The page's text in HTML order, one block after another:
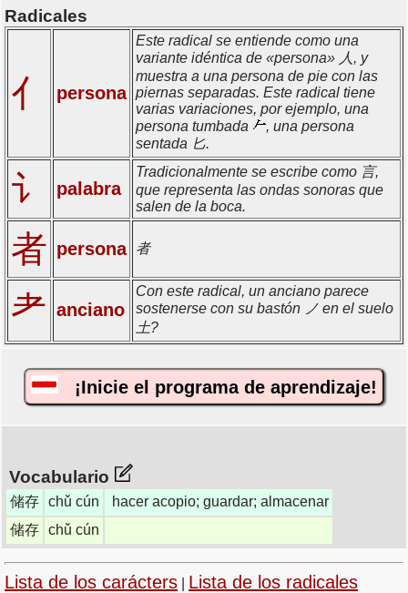
Radicales
亻 persona
Este radical se entiende como una
variante idéntica de «persona» 人, y
muestra a una persona de pie con las
piernas separadas. Este radical tiene
varias variaciones, por ejemplo, una
persona tumbada
, una persona
sentada 匕.
讠 palabra
Tradicionalmente se escribe como 言,
que representa las ondas sonoras que
salen de la boca.
者 persona 者
耂 anciano
Con este radical, un anciano parece
sostenerse con su bastón ノ en el suelo
土?
¡Inicie el programa de aprendizaje!
Vocabulario
储存 chǔ cún
hacer acopio; guardar; almacenar
储存 chǔ cún
Lista de los carácters Lista de los radicales